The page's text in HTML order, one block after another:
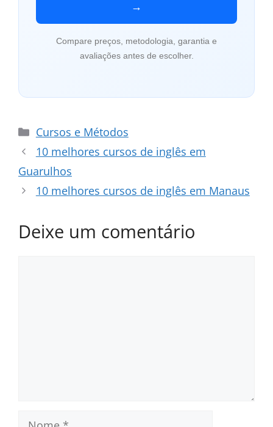
→
Compare preços, metodologia, garantia e
avaliações antes de escolher.
Categorias
Cursos e Métodos
10 melhores cursos de inglês em
Guarulhos
10 melhores cursos de inglês em Manaus
Deixe um comentário